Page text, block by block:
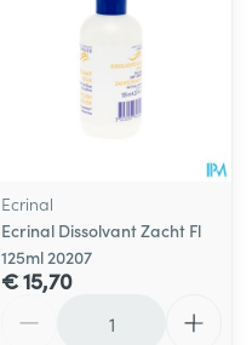
Ecrinal
Ecrinal Dissolvant Zacht Fl
125ml 20207
€ 15,70